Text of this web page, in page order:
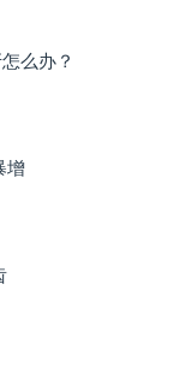
么办？
增